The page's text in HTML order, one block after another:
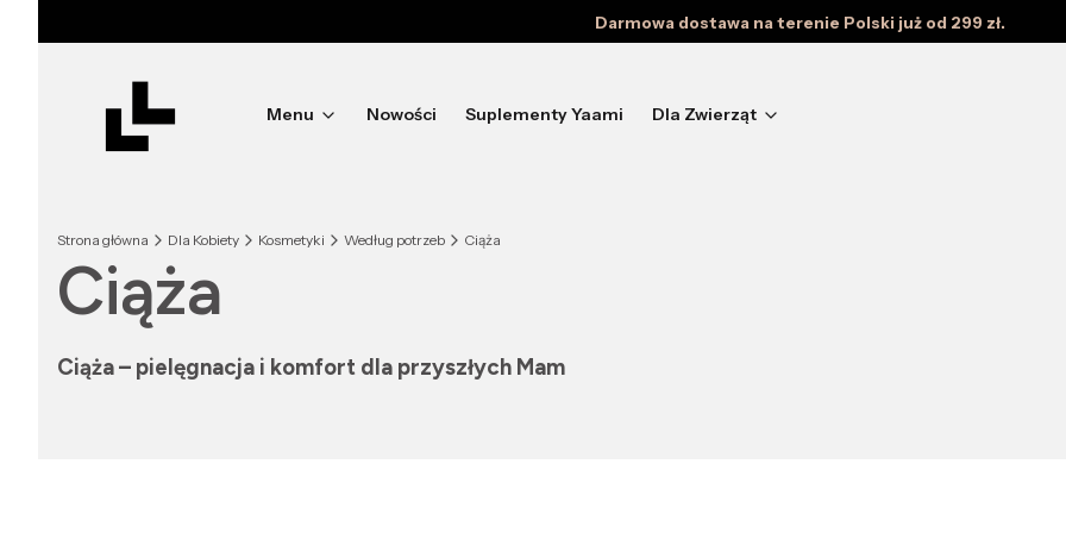
Darmowa dostawa na terenie Polski już od 299 zł.
Menu Nowości Suplementy Yaami Dla Zwierząt
Strona główna Dla Kobiety Kosmetyki Według potrzeb Ciąża
Ciąża
Ciąża – pielęgnacja i komfort dla przyszłych Mam